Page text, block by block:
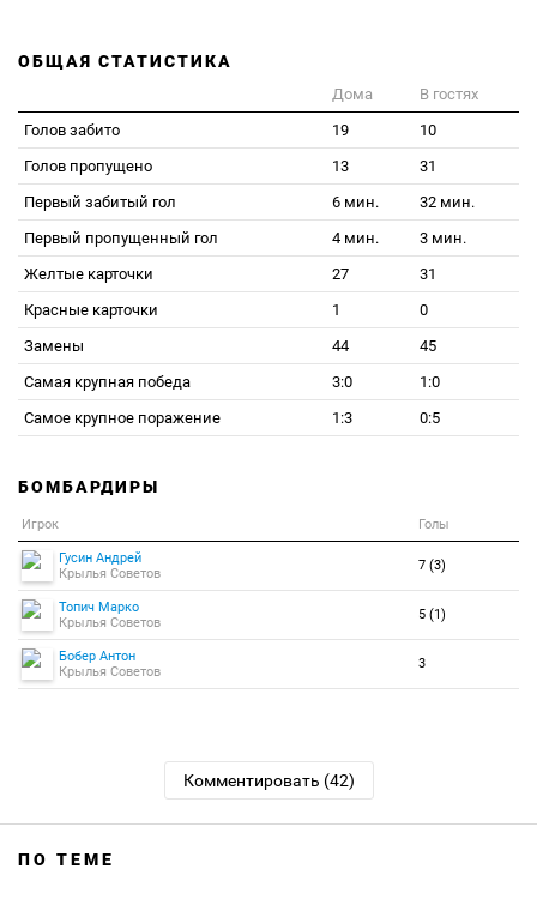
ОБЩАЯ СТАТИСТИКА
Дома
В гостях
Голов забито
19
10
Голов пропущено
13
31
Первый забитый гол
6 мин.
32 мин.
Первый пропущенный гол
4 мин.
3 мин.
Желтые карточки
27
31
Красные карточки
1
0
Замены
44
45
Самая крупная победа
3:0
1:0
Самое крупное поражение
1:3 0:5
БОМБАРДИРЫ
Игрок Голы
Гусин Андрей
Крылья Советов
7 (3)
Топич Марко
Крылья Советов
5 (1)
Бобер Антон
Крылья Советов
3
Комментировать (42)
ПО ТЕМЕ